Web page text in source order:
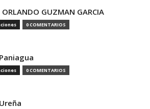
ORLANDO GUZMAN GARCIA
0 COMENTARIOS
0 COMENTARIOS